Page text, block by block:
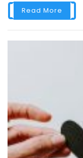
Read More